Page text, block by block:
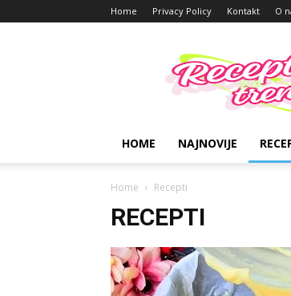
Home Privacy Policy Kontakt O
za
tren
HOME NAJNOVIJE
Home Recepti
RECEPTI